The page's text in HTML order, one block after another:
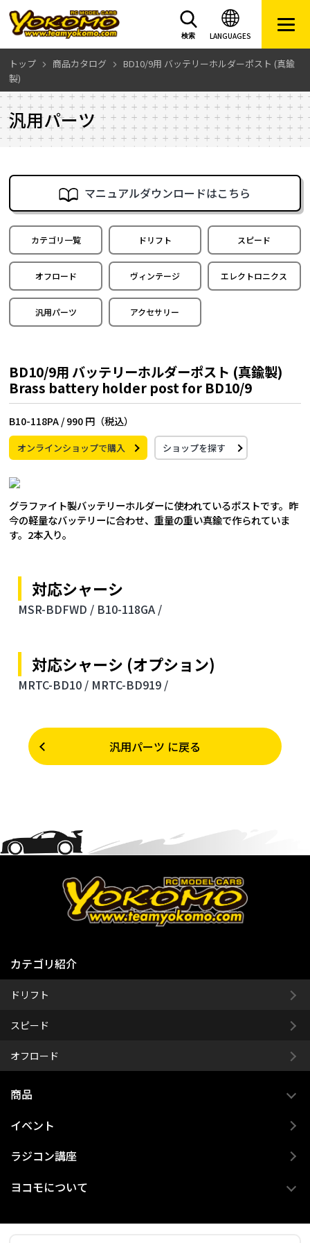
LANGUAGES
検索
トップ 商品カタログ
BD10/9用 バッテリーホルダーポスト (真鍮
製)
汎用パーツ
マニュアルダウンロードはこちら
カテゴリ一覧 ドリフト スピード
オフロード ヴィンテージ エレクトロニクス
汎用パーツ アクセサリー
BD10/9用 バッテリーホルダーポスト (真鍮製)
Brass battery holder post for BD10/9
B10-118PA / 990 円（税込）
オンラインショップで購入 ショップを探す
グラファイト製バッテリーホルダーに使われているポストです。昨
今の軽量なバッテリーに合わせ、重量の重い真鍮で作られていま
す。2本入り。
対応シャーシ
MSR-BDFWD / B10-118GA /
対応シャーシ (オプション)
MRTC-BD10 / MRTC-BD919 /
汎用パーツ に戻る
カテゴリ紹介
ドリフト
スピード
オフロード
商品
イベント
ラジコン講座
ヨコモについて